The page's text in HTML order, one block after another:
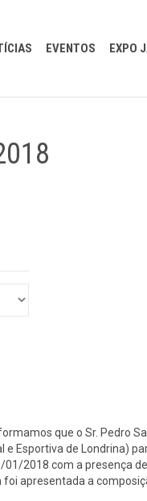
EVENTOS EXPO
que o Sr. Pedro
e Esportiva de Londrina)
2018 com a presença
apresentada a